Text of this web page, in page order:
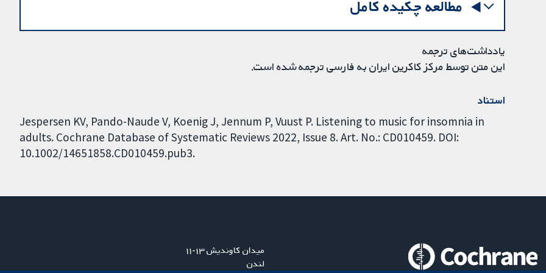
مطالعه چکیده کامل
یادداشت‌های ترجمه
این متن توسط مرکز کاکرین ایران به فارسی ترجمه شده است.
استناد
Jespersen KV, Pando-Naude V, Koenig J, Jennum P, Vuust P. Listening to music for insomnia in
adults. Cochrane Database of Systematic Reviews 2022, Issue 8. Art. No.: CD010459. DOI:
10.1002/14651858.CD010459.pub3.
میدان کاوندیش ۱۳-۱۱
لندن